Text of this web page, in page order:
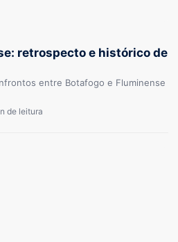
retrospecto e histórico de
entre Botafogo e Fluminense
de leitura